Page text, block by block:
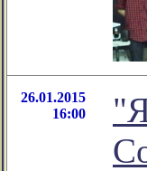
26.01.2015
16:00